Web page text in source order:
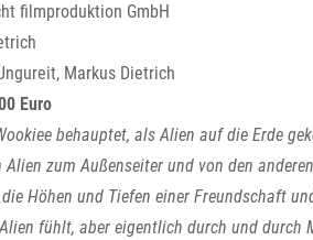
filmproduktion GmbH
Markus Dietrich
Euro
behauptet, als Alien auf die Erde
Alien zum Außenseiter und von den
Höhen und Tiefen einer Freundschaft
fühlt, aber eigentlich durch und durch